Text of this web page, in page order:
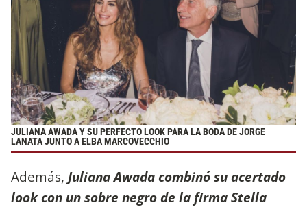
JULIANA AWADA Y SU PERFECTO LOOK PARA LA BODA DE JORGE
LANATA JUNTO A ELBA MARCOVECCHIO
Además, Juliana Awada combinó su acertado
look con un sobre negro de la firma Stella